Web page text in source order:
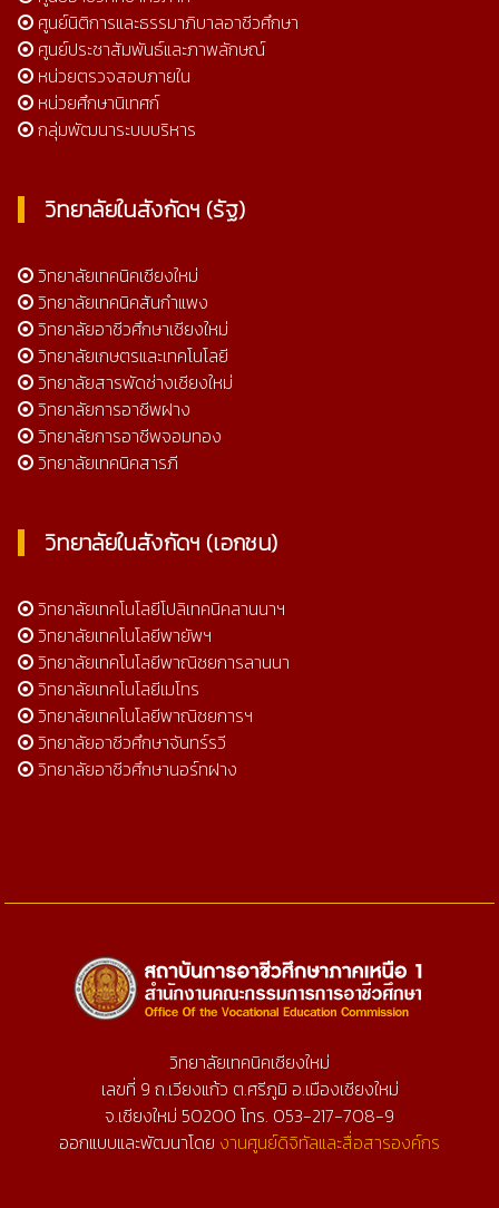
ศูนย์นิติการและธรรมาภิบาลอาชีวศึกษา
ศูนย์ประชาสัมพันธ์และภาพลักษณ์
หน่วยตรวจสอบภายใน
หน่วยศึกษานิเทศก์
กลุ่มพัฒนาระบบบริหาร
วิทยาลัยในสังกัดฯ (รัฐ)
วิทยาลัยเทคนิคเชียงใหม่
วิทยาลัยเทคนิคสันกำแพง
วิทยาลัยอาชีวศึกษาเชียงใหม่
วิทยาลัยเกษตรและเทคโนโลยี
วิทยาลัยสารพัดช่างเชียงใหม่
วิทยาลัยการอาชีพฝาง
วิทยาลัยการอาชีพจอมทอง
วิทยาลัยเทคนิคสารภี
วิทยาลัยในสังกัดฯ (เอกชน)
วิทยาลัยเทคโนโลยีโปลิเทคนิคลานนาฯ
วิทยาลัยเทคโนโลยีพายัพฯ
วิทยาลัยเทคโนโลยีพาณิชยการลานนา
วิทยาลัยเทคโนโลยีเมโทร
วิทยาลัยเทคโนโลยีพาณิชยการฯ
วิทยาลัยอาชีวศึกษาจันทร์รวี
วิทยาลัยอาชีวศึกษานอร์ทฝาง
วิทยาลัยเทคนิคเชียงใหม่
เลขที่ 9 ถ.เวียงแก้ว ต.ศรีภูมิ อ.เมืองเชียงใหม่
จ.เชียงใหม่ 50200 โทร. 053-217-708-9
ออกแบบและพัฒนาโดย งานศูนย์ดิจิทัลและสื่อสารองค์กร